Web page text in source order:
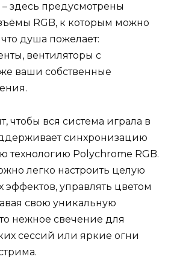
здесь предусмотрены
RGB, к которым можно
душа пожелает:
вентиляторы с
ваши собственные
чтобы вся система играла в
синхронизацию
технологию Polychrome RGB.
легко настроить целую
эффектов, управлять цветом
свою уникальную
нежное свечение для
сессий или яркие огни